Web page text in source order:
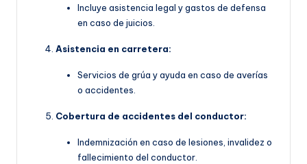
Incluye asistencia legal y gastos de defensa
en caso de juicios.
Asistencia en carretera:
Servicios de grúa y ayuda en caso de averías
o accidentes.
Cobertura de accidentes del conductor:
Indemnización en caso de lesiones, invalidez o
fallecimiento del conductor.